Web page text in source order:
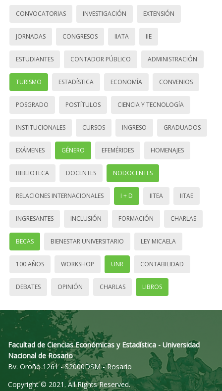
CONVOCATORIAS INVESTIGACIÓN EXTENSIÓN
JORNADAS CONGRESOS IIATA IIE
ESTUDIANTES CONTADOR PÚBLICO ADMINISTRACIÓN
TURISMO ESTADÍSTICA ECONOMÍA CONVENIOS
POSGRADO POSTÍTULOS CIENCIA Y TECNOLOGÍA
INSTITUCIONALES CURSOS INGRESO GRADUADOS
EXÁMENES GÉNERO EFEMÉRIDES HOMENAJES
BIBLIOTECA DOCENTES NODOCENTES
RELACIONES INTERNACIONALES I + D IITEA IITAE
INGRESANTES INCLUSIÓN FORMACIÓN CHARLAS
BECAS BIENESTAR UNIVERSITARIO LEY MICAELA
100 AÑOS WORKSHOP UNR CONTABILIDAD
DEBATES OPINIÓN CHARLAS LIBROS
Facultad de Ciencias Económicas y Estadística - Universidad
Nacional de Rosario
Bv. Oroño 1261 - S2000DSM - Rosario
Copyright © 2021. All Rights Reserved.